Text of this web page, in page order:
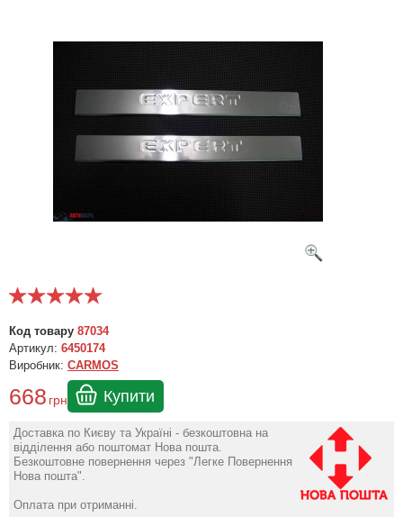
Код товару 87034
Артикул: 6450174
Виробник: CARMOS
668 грн Купити
Доставка по Києву та Україні - безкоштовна на
відділення або поштомат Нова пошта.
Безкоштовне повернення через "Легке Повернення
Нова пошта".
Оплата при отриманні.